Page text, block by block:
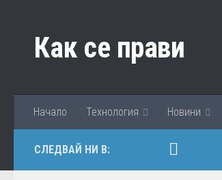
Как се прави
Начало Технология Новини
СЛЕДВАЙ НИ В: